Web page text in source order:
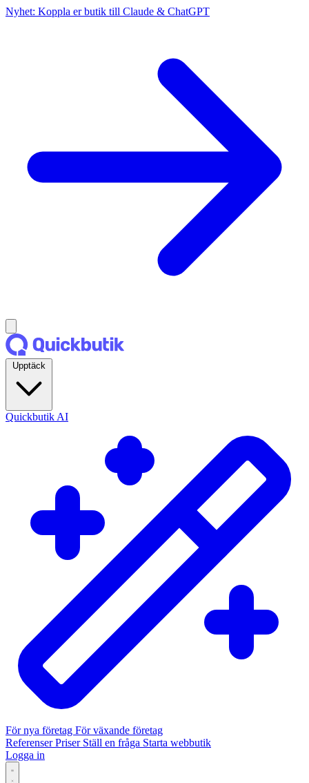
Nyhet: Koppla er butik till Claude & ChatGPT
Quickbutik AI
För nya företag För växande företag
ReferenserPriser Ställ en fråga Starta webbutik
Logga in